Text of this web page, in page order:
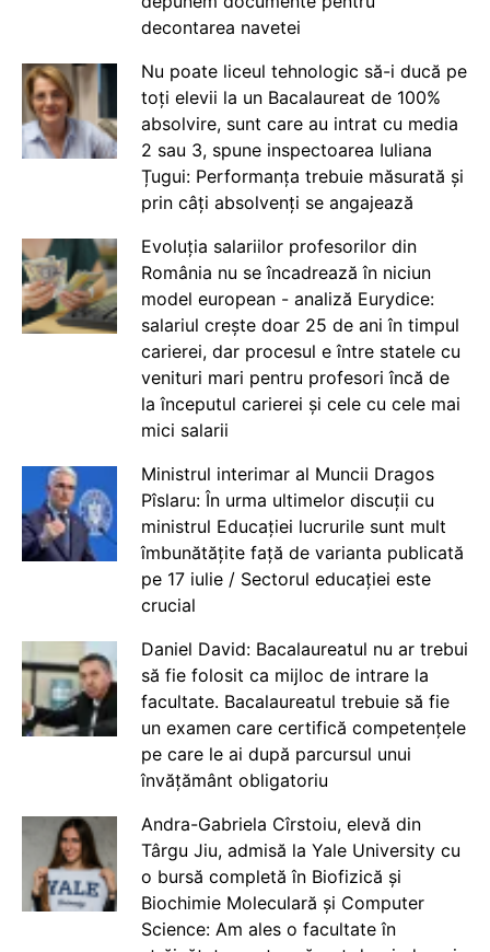
decontarea navetei
Nu poate liceul tehnologic să-i ducă pe
toți elevii la un Bacalaureat de 100%
absolvire, sunt care au intrat cu media
2 sau 3, spune inspectoarea Iuliana
Țugui: Performanța trebuie măsurată și
prin câți absolvenți se angajează
Evoluția salariilor profesorilor din
România nu se încadrează în niciun
model european - analiză Eurydice:
salariul crește doar 25 de ani în timpul
carierei, dar procesul e între statele cu
venituri mari pentru profesori încă de
la începutul carierei și cele cu cele mai
mici salarii
Ministrul interimar al Muncii Dragos
Pîslaru: În urma ultimelor discuții cu
ministrul Educației lucrurile sunt mult
îmbunătățite față de varianta publicată
pe 17 iulie / Sectorul educației este
crucial
Daniel David: Bacalaureatul nu ar trebui
să fie folosit ca mijloc de intrare la
facultate. Bacalaureatul trebuie să fie
un examen care certifică competențele
pe care le ai după parcursul unui
învățământ obligatoriu
Andra-Gabriela Cîrstoiu, elevă din
Târgu Jiu, admisă la Yale University cu
o bursă completă în Biofizică și
Biochimie Moleculară și Computer
Science: Am ales o facultate în